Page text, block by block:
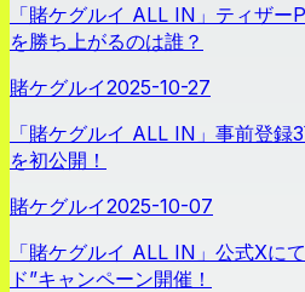
「賭ケグルイ ALL IN」ティザー
を勝ち上がるのは誰？
賭ケグルイ2025-10-27
「賭ケグルイ ALL IN」事前登録
を初公開！
賭ケグルイ2025-10-07
「賭ケグルイ ALL IN」公式Xに
ド”キャンペーン開催！